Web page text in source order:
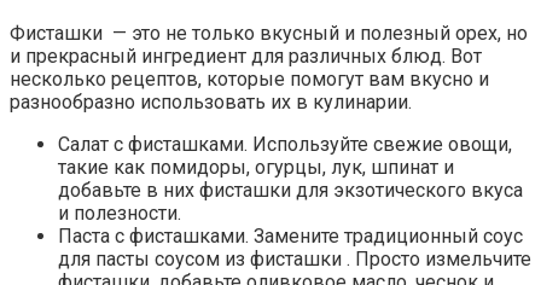
Фисташки — это не только вкусный и полезный орех, но
и прекрасный ингредиент для различных блюд. Вот
несколько рецептов, которые помогут вам вкусно и
разнообразно использовать их в кулинарии.
Салат с фисташками. Используйте свежие овощи,
такие как помидоры, огурцы, лук, шпинат и
добавьте в них фисташки для экзотического вкуса
и полезности.
Паста с фисташками. Замените традиционный соус
для пасты соусом из фисташки . Просто измельчите